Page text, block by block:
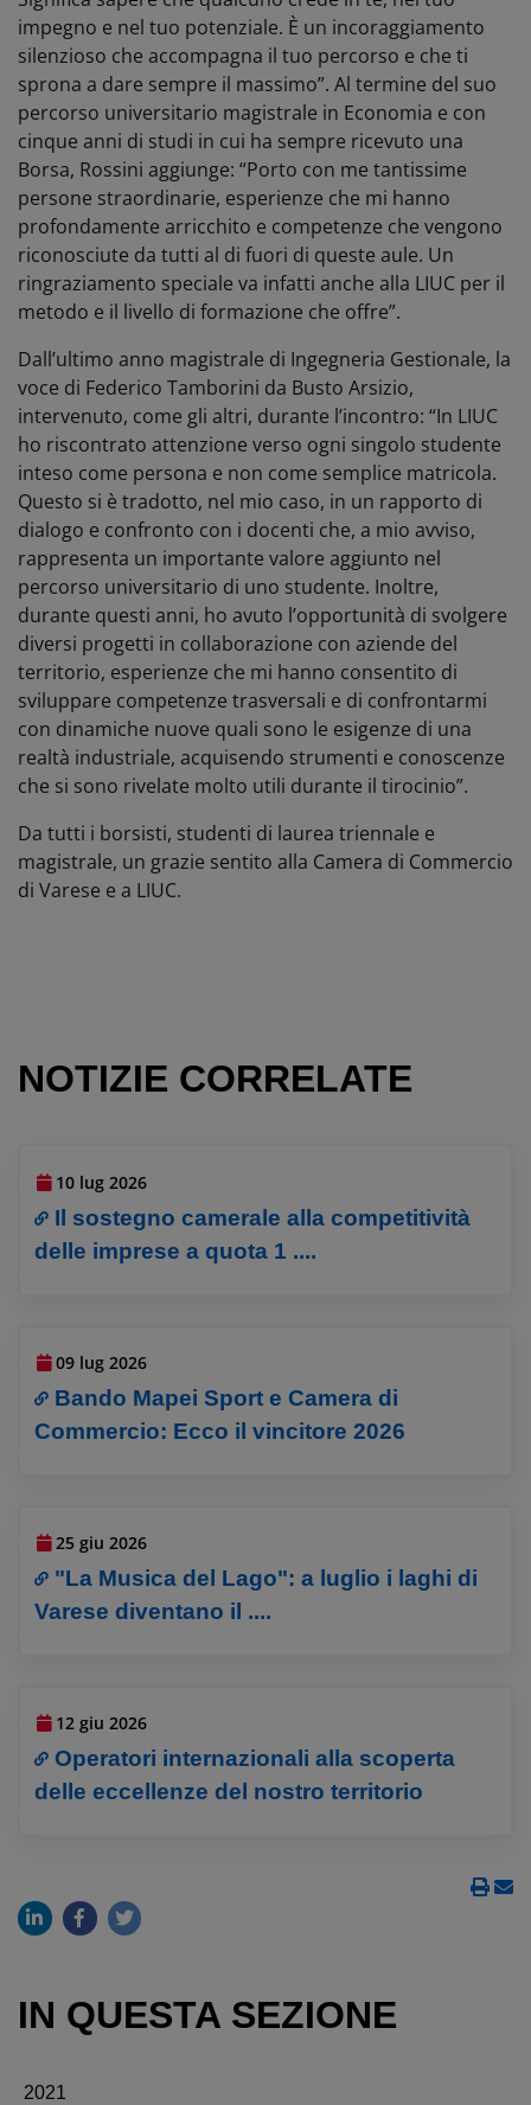
impegno e nel tuo potenziale. È un incoraggiamento
silenzioso che accompagna il tuo percorso e che ti
sprona a dare sempre il massimo”. Al termine del suo
percorso universitario magistrale in Economia e con
cinque anni di studi in cui ha sempre ricevuto una
Borsa, Rossini aggiunge: “Porto con me tantissime
persone straordinarie, esperienze che mi hanno
profondamente arricchito e competenze che vengono
riconosciute da tutti al di fuori di queste aule. Un
ringraziamento speciale va infatti anche alla LIUC per il
metodo e il livello di formazione che offre”.
Dall’ultimo anno magistrale di Ingegneria Gestionale, la
voce di Federico Tamborini da Busto Arsizio,
intervenuto, come gli altri, durante l’incontro: “In LIUC
ho riscontrato attenzione verso ogni singolo studente
inteso come persona e non come semplice matricola.
Questo si è tradotto, nel mio caso, in un rapporto di
dialogo e confronto con i docenti che, a mio avviso,
rappresenta un importante valore aggiunto nel
percorso universitario di uno studente. Inoltre,
durante questi anni, ho avuto l’opportunità di svolgere
diversi progetti in collaborazione con aziende del
territorio, esperienze che mi hanno consentito di
sviluppare competenze trasversali e di confrontarmi
con dinamiche nuove quali sono le esigenze di una
realtà industriale, acquisendo strumenti e conoscenze
che si sono rivelate molto utili durante il tirocinio”.
Da tutti i borsisti, studenti di laurea triennale e
magistrale, un grazie sentito alla Camera di Commercio
di Varese e a LIUC.
NOTIZIE CORRELATE
10 lug 2026
Il sostegno camerale alla competitività
delle imprese a quota 1 ....
09 lug 2026
Bando Mapei Sport e Camera di
Commercio: Ecco il vincitore 2026
25 giu 2026
"La Musica del Lago": a luglio i laghi di
Varese diventano il ....
12 giu 2026
Operatori internazionali alla scoperta
delle eccellenze del nostro territorio
IN QUESTA SEZIONE
2021